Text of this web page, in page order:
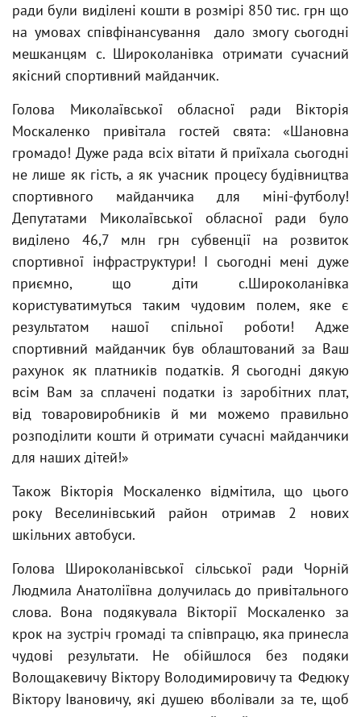
ради були виділені кошти в розмірі 850 тис. грн що
на умовах співфінансування дало змогу сьогодні
мешканцям с. Широколанівка отримати сучасний
якісний спортивний майданчик.
Голова Миколаївської обласної ради Вікторія
Москаленко привітала гостей свята: «Шановна
громадо! Дуже рада всіх вітати й приїхала сьогодні
не лише як гість, а як учасник процесу будівництва
спортивного майданчика для міні-футболу!
Депутатами Миколаївської обласної ради було
виділено 46,7 млн грн субвенції на розвиток
спортивної інфраструктури! І сьогодні мені дуже
приємно, що діти с.Широколанівка
користуватимуться таким чудовим полем, яке є
результатом нашої спільної роботи! Адже
спортивний майданчик був облаштований за Ваш
рахунок як платників податків. Я сьогодні дякую
всім Вам за сплачені податки із заробітних плат,
від товаровиробників й ми можемо правильно
розподілити кошти й отримати сучасні майданчики
для наших дітей!»
Також Вікторія Москаленко відмітила, що цього
року Веселинівський район отримав 2 нових
шкільних автобуси.
Голова Широколанівської сільської ради Чорній
Людмила Анатоліївна долучилась до привітального
слова. Вона подякувала Вікторії Москаленко за
крок на зустріч громаді та співпрацю, яка принесла
чудові результати. Не обійшлося без подяки
Волощакевичу Віктору Володимировичу та Федюку
Віктору Івановичу, які душею вболівали за те, щоб